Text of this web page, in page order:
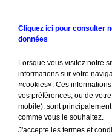
Cliquez ici pour consulter
données
Lorsque vous visitez notre
informations sur votre
«cookies». Ces
vos préférences, ou de
mobile), sont
comme vous le souhaitez.
J'accepte les termes et